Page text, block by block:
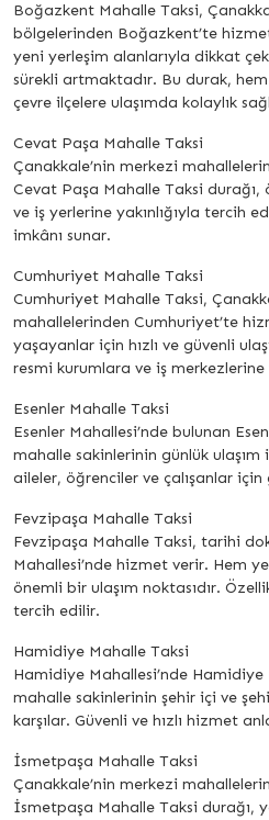
Boğazkent Mahalle Taksi,
bölgelerinden Boğazkent’te
yeni yerleşim alanlarıyla dikkat
sürekli artmaktadır. Bu durak,
çevre ilçelere ulaşımda kolaylık
Cevat Paşa Mahalle Taksi
Çanakkale’nin merkezi
Cevat Paşa Mahalle Taksi durağı,
ve iş yerlerine yakınlığıyla tercih
imkânı sunar.
Cumhuriyet Mahalle Taksi
Cumhuriyet Mahalle Taksi,
mahallelerinden Cumhuriyet’te
yaşayanlar için hızlı ve güvenli
resmi kurumlara ve iş merkezlerine
Esenler Mahalle Taksi
Esenler Mahallesi’nde bulunan
mahalle sakinlerinin günlük ulaşım
aileler, öğrenciler ve çalışanlar için
Fevzipaşa Mahalle Taksi
Fevzipaşa Mahalle Taksi, tarihi
Mahallesi’nde hizmet verir. Hem
önemli bir ulaşım noktasıdır.
tercih edilir.
Hamidiye Mahalle Taksi
Hamidiye Mahallesi’nde Hamidiye
mahalle sakinlerinin şehir içi ve
karşılar. Güvenli ve hızlı hizmet
İsmetpaşa Mahalle Taksi
Çanakkale’nin merkezi
İsmetpaşa Mahalle Taksi durağı,